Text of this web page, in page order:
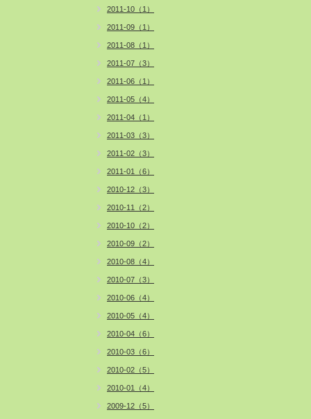
2011-10（1）
2011-09（1）
2011-08（1）
2011-07（3）
2011-06（1）
2011-05（4）
2011-04（1）
2011-03（3）
2011-02（3）
2011-01（6）
2010-12（3）
2010-11（2）
2010-10（2）
2010-09（2）
2010-08（4）
2010-07（3）
2010-06（4）
2010-05（4）
2010-04（6）
2010-03（6）
2010-02（5）
2010-01（4）
2009-12（5）